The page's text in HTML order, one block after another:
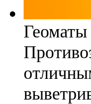
Геоматы